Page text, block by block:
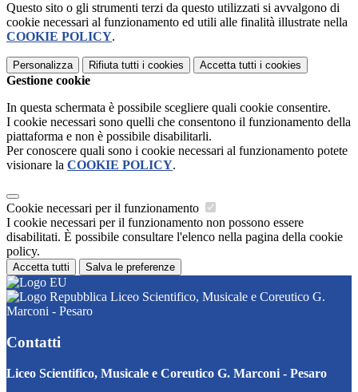
Questo sito o gli strumenti terzi da questo utilizzati si avvalgono di
cookie necessari al funzionamento ed utili alle finalità illustrate nella
COOKIE POLICY.
Personalizza Rifiuta tutti i cookies Accetta tutti i cookies
Gestione cookie
In questa schermata è possibile scegliere quali cookie consentire.
I cookie necessari sono quelli che consentono il funzionamento della
piattaforma e non è possibile disabilitarli.
Per conoscere quali sono i cookie necessari al funzionamento potete
visionare la COOKIE POLICY.
Cookie necessari per il funzionamento
I cookie necessari per il funzionamento non possono essere
disabilitati. È possibile consultare l'elenco nella pagina della cookie
policy.
Accetta tutti Salva le preferenze
Liceo Scientifico, Musicale e Coreutico G.
Marconi - Pesaro
Contatti
Liceo Scientifico, Musicale e Coreutico G. Marconi - Pesaro